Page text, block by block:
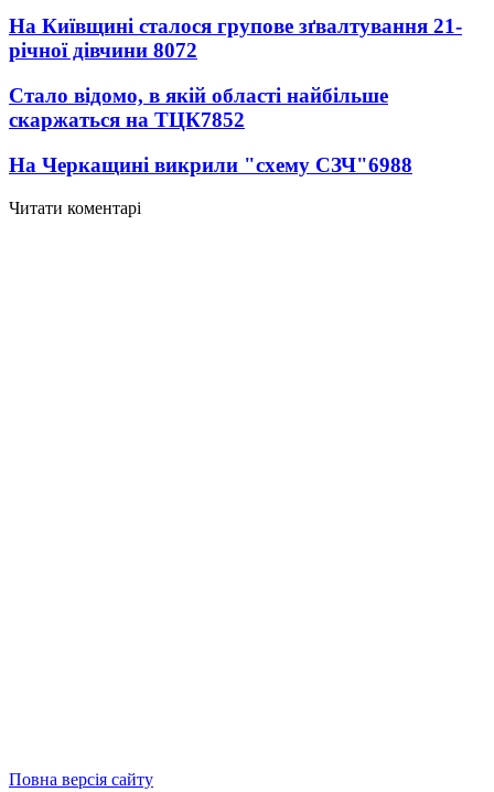
На Київщині сталося групове зґвалтування 21-
річної дівчини 8072
Стало відомо, в якій області найбільше
скаржаться на ТЦК7852
На Черкащині викрили "схему СЗЧ"6988
Читати коментарі
Повна версія сайту